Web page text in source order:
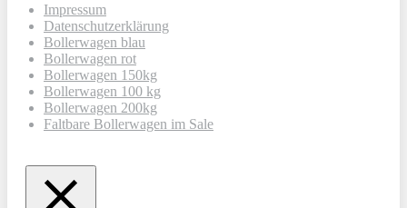
Impressum
Datenschutzerklärung
Bollerwagen blau
Bollerwagen rot
Bollerwagen 150kg
Bollerwagen 100 kg
Bollerwagen 200kg
Faltbare Bollerwagen im Sale